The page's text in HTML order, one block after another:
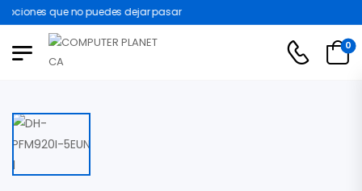
que no puedes dejar pasar
0